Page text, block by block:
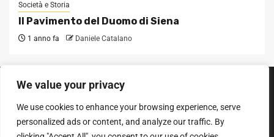
We value your privacy
We use cookies to enhance your browsing experience, serve
personalized ads or content, and analyze our traffic. By
Società e Storia
Il Pavimento del Duomo di Siena
1 anno fa Daniele Catalano
SEGUICI SUI SOCIAL
Facebook
Instagram
YouTube